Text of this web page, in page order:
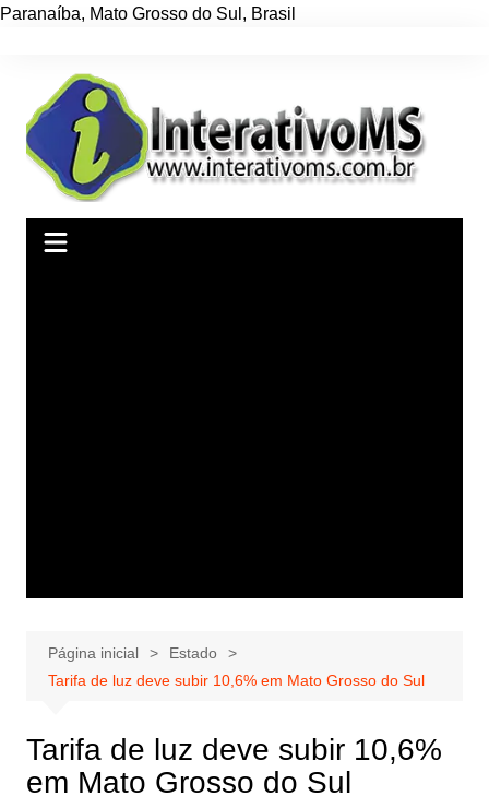
Paranaíba, Mato Grosso do Sul , Brasil
conteúdo
Página inicial
Estado
Tarifa de luz deve subir 10,6% em Mato Grosso do Sul
Tarifa de luz deve subir 10,6%
em Mato Grosso do Sul